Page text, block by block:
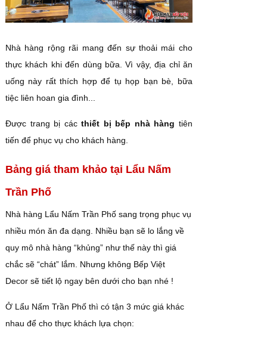
Nhà hàng rộng rãi mang đến sự thoải mái cho
thực khách khi đến dùng bữa. Vì vậy, địa chỉ ăn
uống này rất thích hợp để tụ họp bạn bè, bữa
tiệc liên hoan gia đình...
Được trang bị cácthiết bị bếp nhà hàng tiên
tiến để phục vụ cho khách hàng.
Bảng giá tham khảo tại Lẩu Nấm
Trần Phố
Nhà hàng Lẩu Nấm Trần Phố sang trọng phục vụ
nhiều món ăn đa dạng. Nhiều bạn sẽ lo lắng về
quy mô nhà hàng “khủng” như thế này thì giá
chắc sẽ “chát” lắm. Nhưng không Bếp Việt
Decor sẽ tiết lộ ngay bên dưới cho bạn nhé !
Ở Lẩu Nấm Trần Phố thì có tận 3 mức giá khác
nhau để cho thực khách lựa chọn: